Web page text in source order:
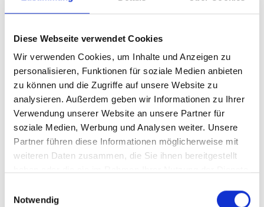
Diese Webseite verwendet Cookies
Wir verwenden Cookies, um Inhalte und Anzeigen zu
personalisieren, Funktionen für soziale Medien anbieten
zu können und die Zugriffe auf unsere Website zu
analysieren. Außerdem geben wir Informationen zu Ihrer
Verwendung unserer Website an unsere Partner für
soziale Medien, Werbung und Analysen weiter. Unsere
Partner führen diese Informationen möglicherweise mit
weiteren Daten zusammen, die Sie ihnen bereitgestellt
Notwendig
Nanya 1,2V FBGA-178ball
commercial temperature grade -30°C to +105°C Tape&Reel
1000pcs
Preis auf Anfrage
Nicht mehr verfügbar